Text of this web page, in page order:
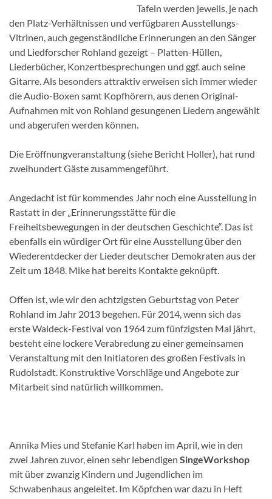
Tafeln werden jeweils, je nach
den Platz-Verhältnissen und verfügbaren Ausstellungs-
Vitrinen, auch gegenständliche Erinnerungen an den Sänger
und Liedforscher Rohland gezeigt – Platten-Hüllen,
Liederbücher, Konzertbesprechungen und ggf. auch seine
Gitarre. Als besonders attraktiv erweisen sich immer wieder
die Audio-Boxen samt Kopfhörern, aus denen Original-
Aufnahmen mit von Rohland gesungenen Liedern angewählt
und abgerufen werden können.
Die Eröffnungveranstaltung (siehe Bericht Holler), hat rund
zweihundert Gäste zusammengeführt.
Angedacht ist für kommendes Jahr noch eine Ausstellung in
Rastatt in der „Erinnerungsstätte für die
Freiheitsbewegungen in der deutschen Geschichte“. Das ist
ebenfalls ein würdiger Ort für eine Ausstellung über den
Wiederentdecker der Lieder deutscher Demokraten aus der
Zeit um 1848. Mike hat bereits Kontakte geknüpft.
Offen ist, wie wir den achtzigsten Geburtstag von Peter
Rohland im Jahr 2013 begehen. Für 2014, wenn sich das
erste Waldeck-Festival von 1964 zum fünfzigsten Mal jährt,
besteht eine lockere Verabredung zu einer gemeinsamen
Veranstaltung mit den Initiatoren des großen Festivals in
Rudolstadt. Konstruktive Vorschläge und Angebote zur
Mitarbeit sind natürlich willkommen.
Annika Mies und Stefanie Karl haben im April, wie in den
zwei Jahren zuvor, einen sehr lebendigen SingeWorkshop
mit über zwanzig Kindern und Jugendlichen im
Schwabenhaus angeleitet. Im Köpfchen war dazu in Heft